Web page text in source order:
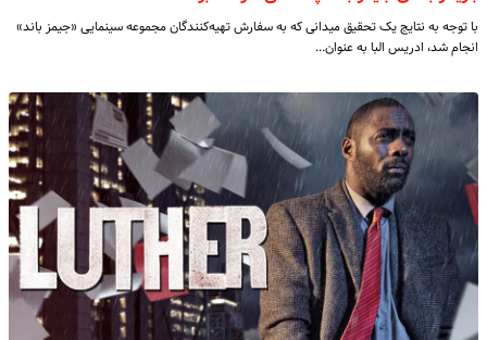
با توجه به نتایج یک تحقیق میدانی که به سفارش تهیه‌کنندگان مجموعه سینمایی «جیمز باند»
انجام شد، ادریس البا به عنوان…